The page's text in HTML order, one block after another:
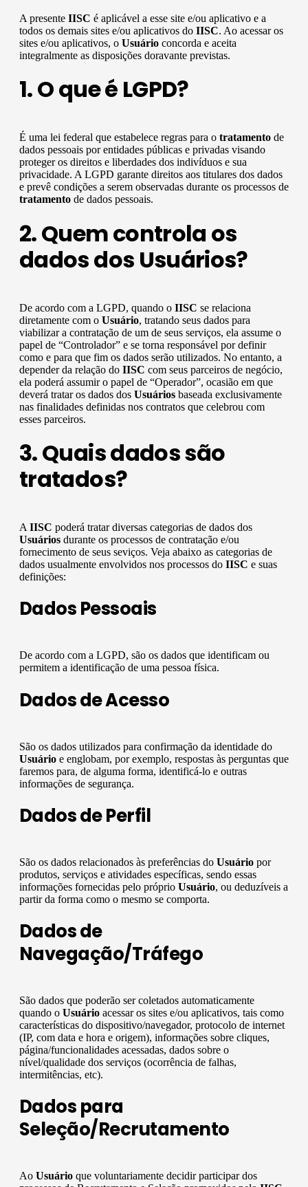
A presente IISC é aplicável a esse site e/ou aplicativo e a
todos os demais sites e/ou aplicativos do IISC. Ao acessar os
sites e/ou aplicativos, o Usuário concorda e aceita
integralmente as disposições doravante previstas.
1. O que é LGPD?
É uma lei federal que estabelece regras para o tratamento de
dados pessoais por entidades públicas e privadas visando
proteger os direitos e liberdades dos indivíduos e sua
privacidade. A LGPD garante direitos aos titulares dos dados
e prevê condições a serem observadas durante os processos de
tratamento de dados pessoais.
2. Quem controla os
dados dos Usuários?
De acordo com a LGPD, quando o IISC se relaciona
diretamente com o Usuário, tratando seus dados para
viabilizar a contratação de um de seus serviços, ela assume o
papel de “Controlador” e se torna responsável por definir
como e para que fim os dados serão utilizados. No entanto, a
depender da relação do IISC com seus parceiros de negócio,
ela poderá assumir o papel de “Operador”, ocasião em que
deverá tratar os dados dos Usuários baseada exclusivamente
nas finalidades definidas nos contratos que celebrou com
esses parceiros.
3. Quais dados são
tratados?
A IISC poderá tratar diversas categorias de dados dos
Usuários durante os processos de contratação e/ou
fornecimento de seus seviços. Veja abaixo as categorias de
dados usualmente envolvidos nos processos do IISC e suas
definições:
Dados Pessoais
De acordo com a LGPD, são os dados que identificam ou
permitem a identificação de uma pessoa física.
Dados de Acesso
São os dados utilizados para confirmação da identidade do
Usuário e englobam, por exemplo, respostas às perguntas que
faremos para, de alguma forma, identificá-lo e outras
informações de segurança.
Dados de Perfil
São os dados relacionados às preferências do Usuário por
produtos, serviços e atividades específicas, sendo essas
informações fornecidas pelo próprio Usuário, ou deduzíveis a
partir da forma como o mesmo se comporta.
Dados de
Navegação/Tráfego
São dados que poderão ser coletados automaticamente
quando o Usuário acessar os sites e/ou aplicativos, tais como
características do dispositivo/navegador, protocolo de internet
(IP, com data e hora e origem), informações sobre cliques,
página/funcionalidades acessadas, dados sobre o
nível/qualidade dos serviços (ocorrência de falhas,
intermitências, etc).
Dados para
Seleção/Recrutamento
Ao Usuário que voluntariamente decidir participar dos